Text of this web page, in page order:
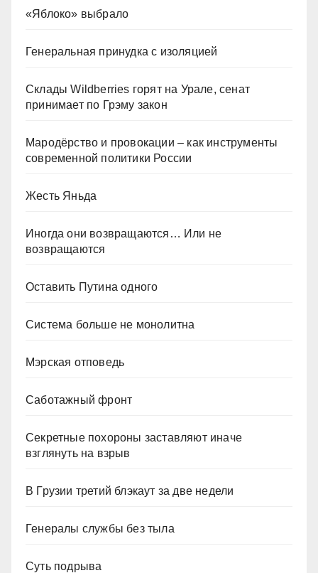
«Яблоко» выбрало
Генеральная принудка с изоляцией
Склады Wildberries горят на Урале, сенат
принимает по Грэму закон
Мародёрство и провокации – как инструменты
современной политики России
Жесть Яньда
Иногда они возвращаются… Или не
возвращаются
Оставить Путина одного
Система больше не монолитна
Мэрская отповедь
Саботажный фронт
Секретные похороны заставляют иначе
взглянуть на взрыв
В Грузии третий блэкаут за две недели
Генералы службы без тыла
Суть подрыва